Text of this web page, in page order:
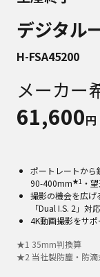
デジタル
H-FSA45200
メーカー
61,600円
ポートレートから
90-400mm★1 ・
撮影の機会を広げ
「Dual I.S. 2」対
4K動画撮影をサポ
★1 35mm判換算
★2 当社製防塵・防滴